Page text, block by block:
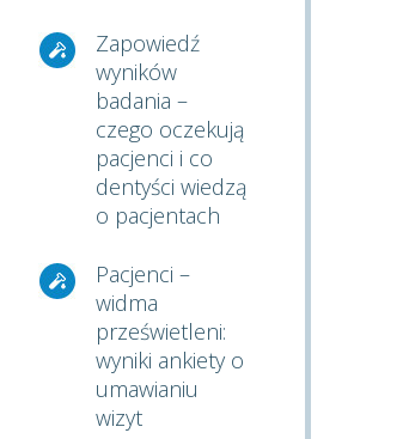
Zapowiedź
wyników
badania –
czego oczekują
pacjenci i co
dentyści wiedzą
o pacjentach
Pacjenci –
widma
prześwietleni:
wyniki ankiety o
umawianiu
wizyt